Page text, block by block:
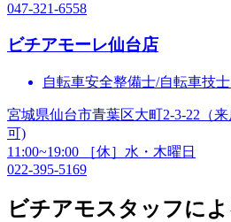
047-321-6558
ビチアモーレ仙台店
自転車安全整備士/自転車技
宮城県仙台市青葉区大町2-3-22（
可)
11:00~19:00 ［休］水・木曜日
022-395-5169
ビチアモスタッフに